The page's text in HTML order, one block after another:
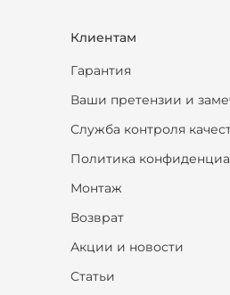
Клиентам
Гарантия
Ваши претензии и
Служба контроля
Политика
Монтаж
Возврат
Акции и новости
Статьи